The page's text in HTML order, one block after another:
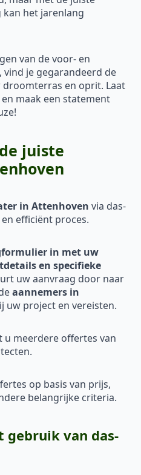
het jarenlang
van de voor- en
vind je gegarandeerd de
en oprit. Laat
maak een statement
juiste
in Attenhoven via das-
efficiënt proces.
in met uw
en specifieke
uw aanvraag door naar
aannemers in
uw project en vereisten.
meerdere offertes van
op basis van prijs,
belangrijke criteria.
gebruik van das-